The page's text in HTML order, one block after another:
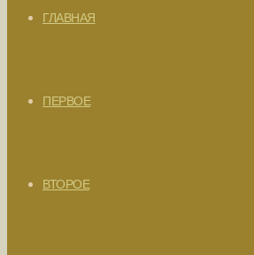
ГЛАВНАЯ
ПЕРВОЕ
ВТОРОЕ